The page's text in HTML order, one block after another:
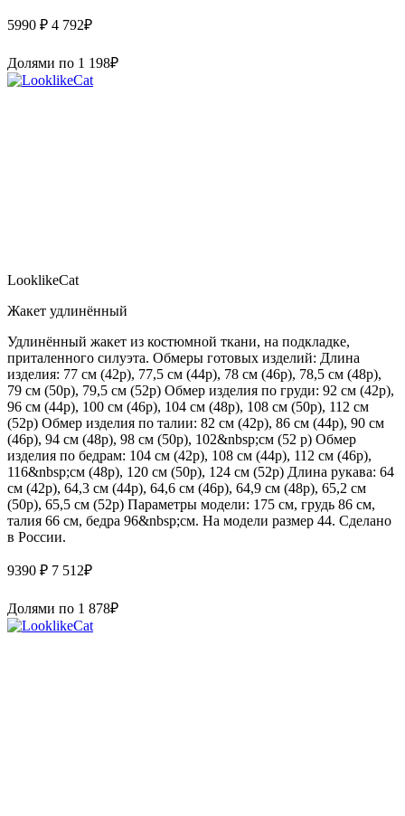
5990 ₽ 4 792₽
Долями по 1 198₽
LooklikeCat
Жакет удлинённый
Удлинённый жакет из костюмной ткани, на подкладке,
приталенного силуэта. Обмеры готовых изделий: Длина
изделия: 77 см (42р), 77,5 см (44р), 78 см (46р), 78,5 см (48р),
79 см (50р), 79,5 см (52р) Обмер изделия по груди: 92 см (42р),
96 см (44р), 100 см (46р), 104 см (48р), 108 см (50р), 112 см
(52р) Обмер изделия по талии: 82 см (42р), 86 см (44р), 90 см
(46р), 94 см (48р), 98 см (50р), 102&nbsp;см (52 р) Обмер
изделия по бедрам: 104 см (42р), 108 см (44р), 112 см (46р),
116&nbsp;см (48р), 120 см (50р), 124 см (52р) Длина рукава: 64
см (42р), 64,3 см (44р), 64,6 см (46р), 64,9 см (48р), 65,2 см
(50р), 65,5 см (52р) Параметры модели: 175 см, грудь 86 см,
талия 66 см, бедра 96&nbsp;см. На модели размер 44. Сделано
в России.
9390 ₽ 7 512₽
Долями по 1 878₽